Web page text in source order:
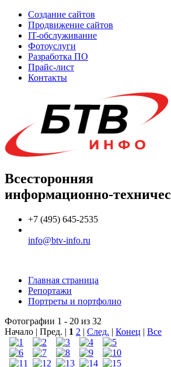
Создание сайтов
Продвижение сайтов
IT-обслуживание
Фотоуслуги
Разработка ПО
Прайс-лист
Контакты
Всесторонняя
информационно-
+7 (495) 645-2535
info@btv-info.ru
Главная страница
Репортажи
Портреты и портфолио
Фотографии 1 - 20 из 32
Начало | Пред. | 1 2 | След. | Конец | Все